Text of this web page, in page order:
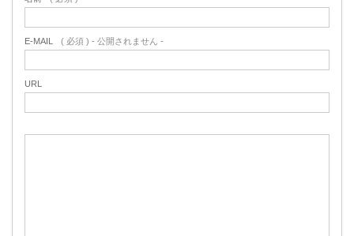
E-MAIL ( 必須 ) - 公開されません -
URL